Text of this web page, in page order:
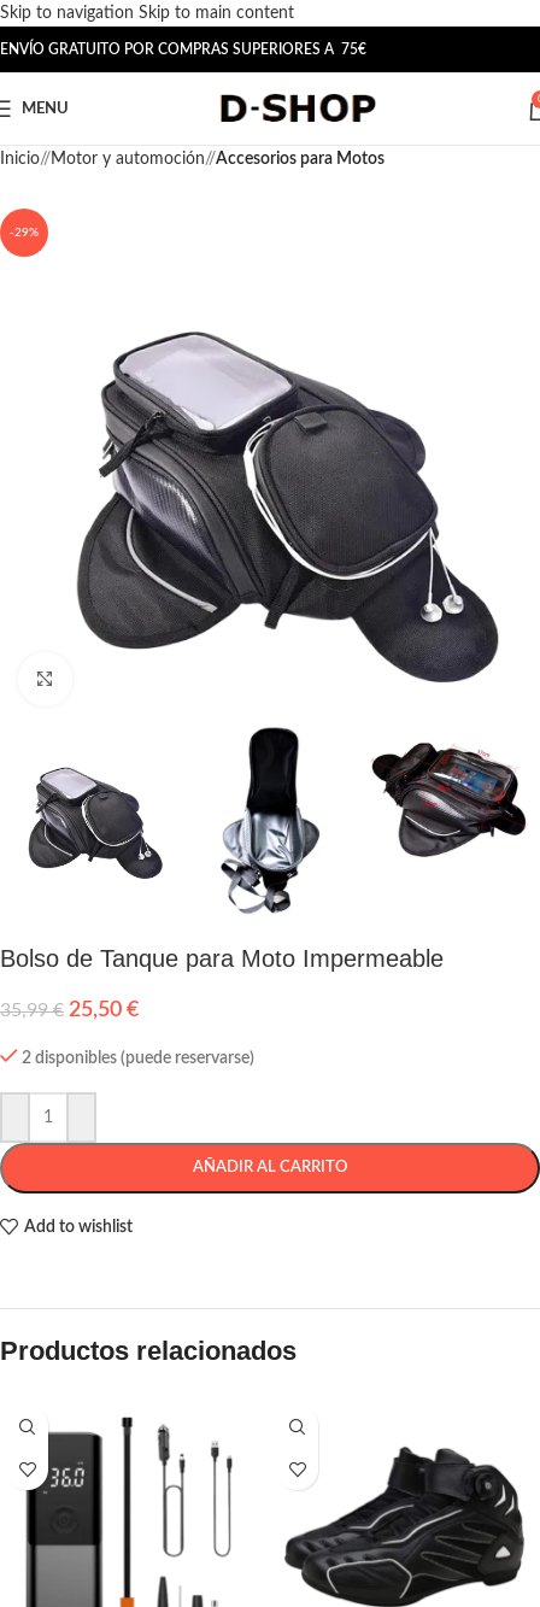
Skip to navigation Skip to main content
ENVÍO GRATUITO POR COMPRAS SUPERIORES A 75€
MENU
Inicio/ Motor y automoción/ Accesorios para Motos
-29%
Bolso de Tanque para Moto Impermeable
35,99€ 25,50 €
2 disponibles (puede reservarse)
AÑADIR AL CARRITO
Add to wishlist
Productos relacionados